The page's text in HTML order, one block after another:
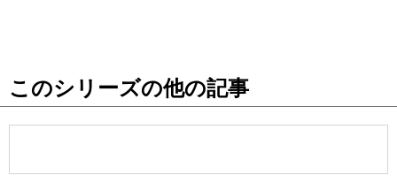
お知らせ
公式SNS
このシリーズの他の記事